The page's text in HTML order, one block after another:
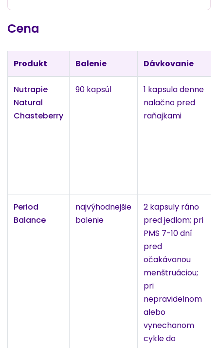
Cena
Produkt Balenie Dávkovanie
Nutrapie
Natural
Chasteberry
90 kapsúl
1 kapsula denne
nalačno pred
raňajkami
Period
Balance
najvýhodnejšie
balenie
2 kapsuly ráno
pred jedlom; pri
PMS 7-10 dní
pred
očakávanou
menštruáciou;
pri
nepravidelnom
alebo
vynechanom
cykle do